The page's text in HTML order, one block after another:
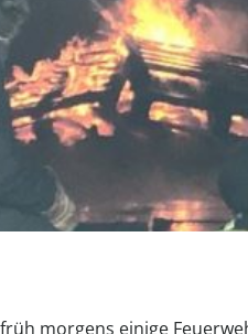
morgens einige